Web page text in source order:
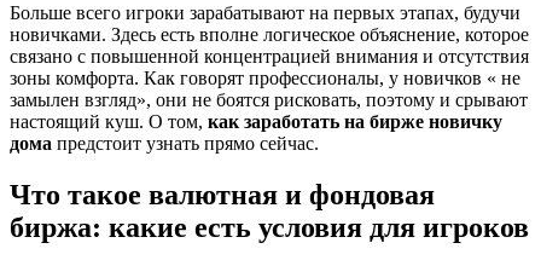
Больше всего игроки зарабатывают на первых этапах, будучи
новичками. Здесь есть вполне логическое объяснение, которое
связано с повышенной концентрацией внимания и отсутствия
зоны комфорта. Как говорят профессионалы, у новичков « не
замылен взгляд», они не боятся рисковать, поэтому и срывают
настоящий куш. О том, как заработать на бирже новичку
дома предстоит узнать прямо сейчас.
Что такое валютная и фондовая
биржа: какие есть условия для игроков